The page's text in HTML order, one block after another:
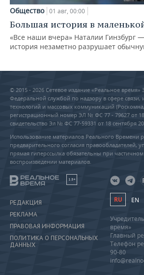
Общество 01 авг, 00:00
Большая история в
«Все наши вчера» Наталии Гинзбург
история незаметно разрушает
© 2015 - 2026 Сетевое издание «Реальное время»
Федеральной службой по надзору в сфере
технологий и массовых коммуникаций
регистрационный номер ЭЛ № ФС 77 - 79627 от 18
свидетельство Эл № ФС 77-59331 от 18 сентября
Использование материалов Реального Времени
предварительного согласия правообладателей,
прямая гиперссылка обязательны при
воспроизведении материалов.
18+
РЕДАКЦИЯ
РЕКЛАМА
ПРАВОВАЯ ИНФОРМАЦИЯ
ПОЛИТИКА О ПЕРСОНАЛЬНЫХ
ДАННЫХ
RU EN
время»
Главный
Телефон
90-80